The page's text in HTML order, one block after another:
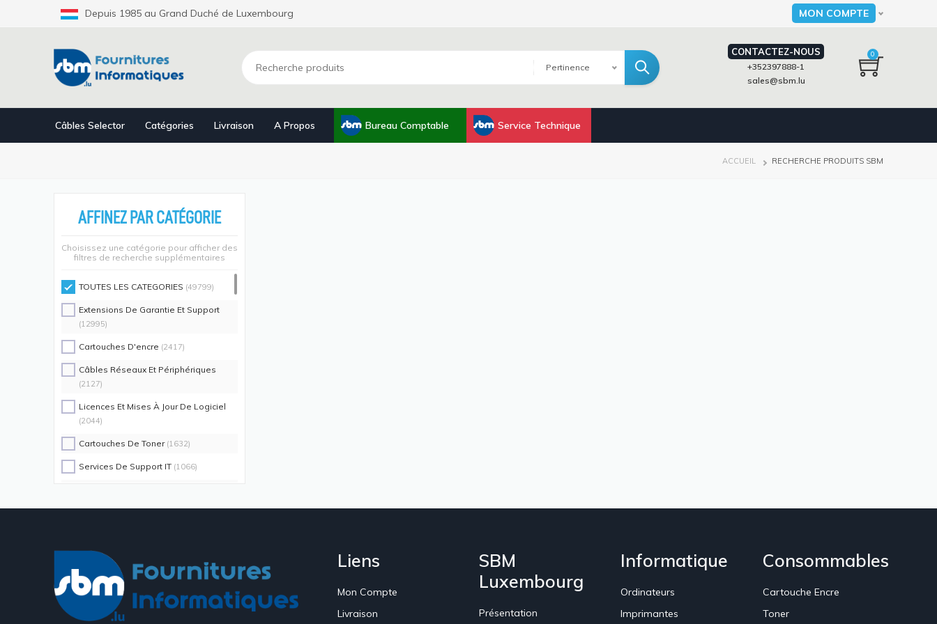
Depuis 1985 au Grand Duché de Luxembourg Select your language
MON COMPTE
Pertinence
CONTACTEZ-NOUS
+352397888-1
sales@sbm.lu
0
Câbles Selector Catégories Livraison A Propos Bureau Comptable Service Technique
FIL
ACCUEIL RECHERCHE PRODUITS SBM
AFFINEZ PAR CATÉGORIE
Choisissez une catégorie pour afficher des
filtres de recherche supplémentaires
TOUTES LES CATEGORIES (49799)
Extensions De Garantie Et Support
(12995)
Cartouches D'encre (2417)
Câbles Réseaux Et Périphériques
(2127)
Licences Et Mises À Jour De Logiciel
(2044)
Cartouches De Toner (1632)
Services De Support IT (1066)
Alimentations D'énergie Non
Interruptibles (719)
Accessoires De Racks
Unités De Distribution D'énergie (640)
Liens
Mon Compte
Livraison
SBM
Luxembourg
Présentation
Informatique
Ordinateurs
Imprimantes
Consommables
Cartouche Encre
Toner